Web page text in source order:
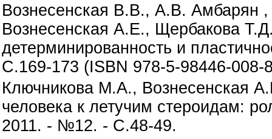
Вознесенская В.В., А.В. Амбарян
Вознесенская А.Е., Щербакова
детерминированность и
С.169-173 (ISBN 978-5-98446-008-
Ключникова М.А., Вознесенская
человека к летучим стероидам:
2011. - №12. - С.48-49.